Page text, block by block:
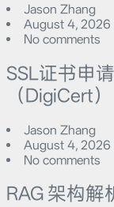
Jason Zhang
August 4, 2026
No comments
SSL证书申
（DigiCert）
Jason Zhang
August 4, 2026
No comments
RAG 架构解